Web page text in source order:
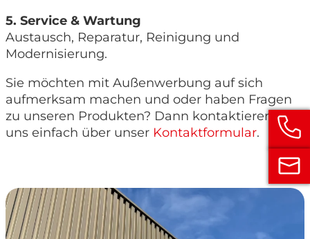
5. Service & Wartung
Austausch, Reparatur, Reinigung und
Modernisierung.
Sie möchten mit Außenwerbung auf sich
aufmerksam machen und oder haben Fragen
zu unseren Produkten? Dann kontaktieren Sie
uns einfach über unser Kontaktformular.